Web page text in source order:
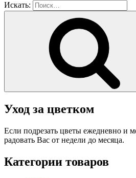
Искать:
Уход за цветком
Если подрезать цветы ежедневно и
радовать Вас от недели до месяца.
Категории товаров